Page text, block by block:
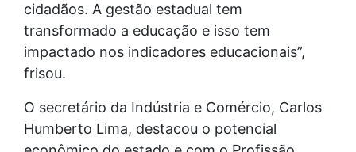
cidadãos. A gestão estadual tem
transformado a educação e isso tem
impactado nos indicadores educacionais”,
frisou.
O secretário da Indústria e Comércio, Carlos
Humberto Lima, destacou o potencial